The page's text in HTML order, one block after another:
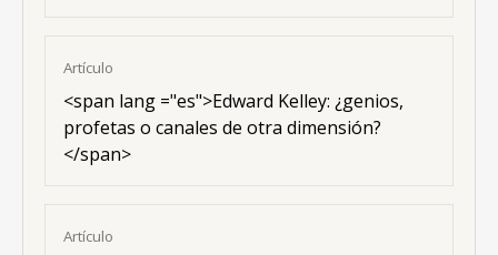
Artículo
<span lang ="es">Edward Kelley: ¿genios,
profetas o canales de otra dimensión?
</span>
Artículo